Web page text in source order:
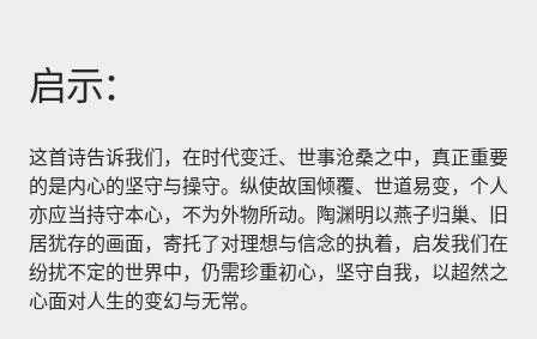
启示：
这首诗告诉我们，在时代变迁、世事沧桑之中，真正重要
的是内心的坚守与操守。纵使故国倾覆、世道易变，个人
亦应当持守本心，不为外物所动。陶渊明以燕子归巢、旧
居犹存的画面，寄托了对理想与信念的执着，启发我们在
纷扰不定的世界中，仍需珍重初心，坚守自我，以超然之
心面对人生的变幻与无常。